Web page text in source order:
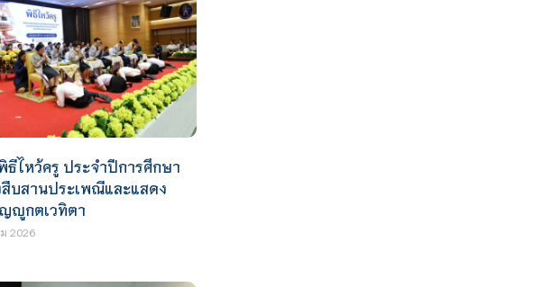
ธีไหว้ครู ประจำปีการศึกษา
บสานประเพณีและแสดง
ญูกตเวทิตา
2026